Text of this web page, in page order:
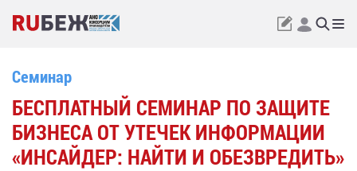
Семинар
БЕСПЛАТНЫЙ СЕМИНАР ПО ЗАЩИТЕ
БИЗНЕСА ОТ УТЕЧЕК ИНФОРМАЦИИ
«ИНСАЙДЕР: НАЙТИ И ОБЕЗВРЕДИТЬ»